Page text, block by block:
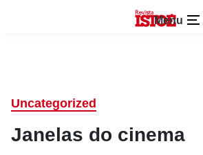
Menu
Uncategorized
Janelas do cinema